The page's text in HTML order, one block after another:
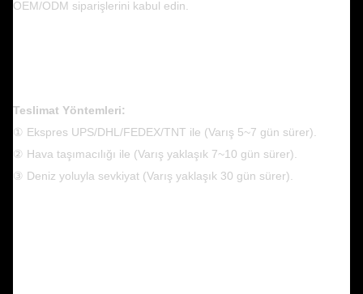
OEM/ODM siparişlerini kabul edin.
Teslimat Yöntemleri:
① Ekspres UPS/DHL/FEDEX/TNT ile (Varış 5~7 gün sürer).
② Hava taşımacılığı ile (Varış yaklaşık 7~10 gün sürer).
③ Deniz yoluyla sevkiyat (Varış yaklaşık 30 gün sürer).